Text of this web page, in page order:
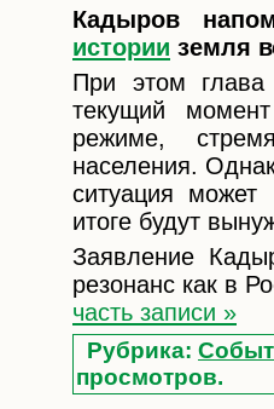
Кадыров
истории земля
При этом
текущий
режиме,
населения.
ситуация
итоге будут
Заявление
резонанс как в
часть записи »
Рубрика:
просмотров.